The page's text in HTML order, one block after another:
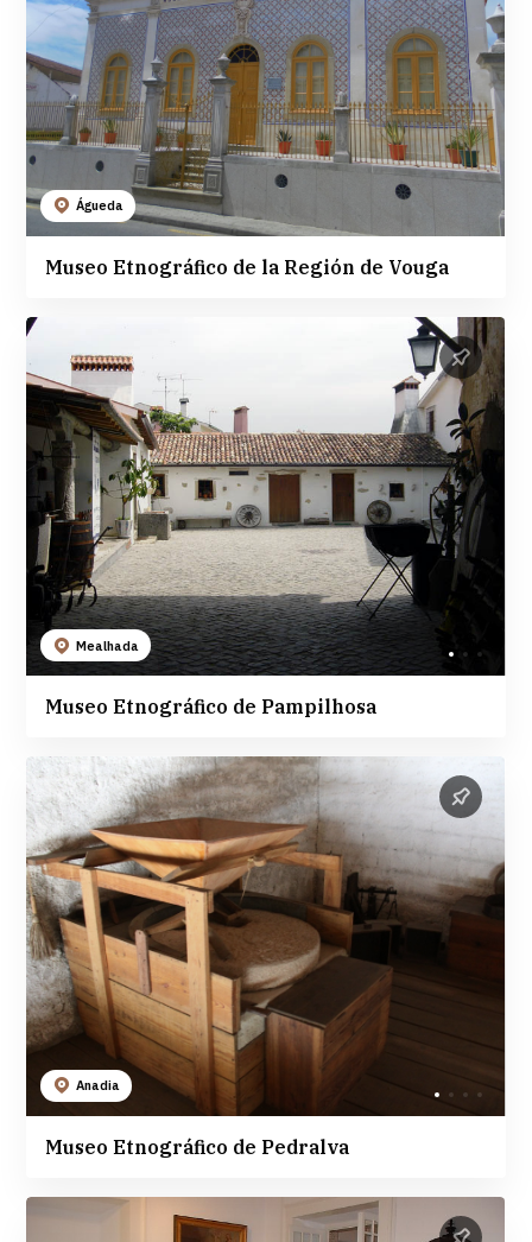
Águeda
Museo Etnográfico de la Región de Vouga
Mealhada
Museo Etnográfico de Pampilhosa
Anadia
Museo Etnográfico de Pedralva